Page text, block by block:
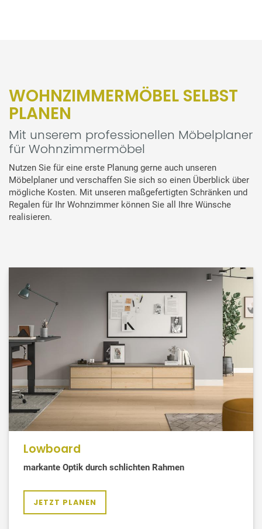
WOHNZIMMERMÖBEL SELBST
PLANEN
Mit unserem professionellen Möbelplaner
für Wohnzimmermöbel
Nutzen Sie für eine erste Planung gerne auch unseren
Möbelplaner und verschaffen Sie sich so einen Überblick über
mögliche Kosten. Mit unseren maßgefertigten Schränken und
Regalen für Ihr Wohnzimmer können Sie all Ihre Wünsche
realisieren.
Lowboard
markante Optik durch schlichten Rahmen
JETZT PLANEN